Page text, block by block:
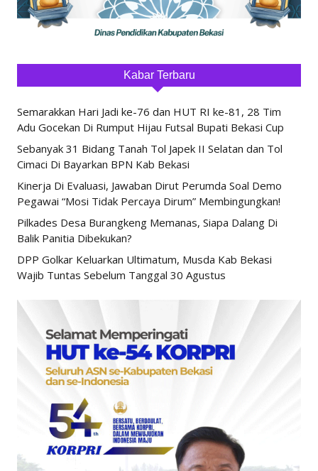
Kabar Terbaru
Semarakkan Hari Jadi ke-76 dan HUT RI ke-81, 28 Tim
Adu Gocekan Di Rumput Hijau Futsal Bupati Bekasi Cup
Sebanyak 31 Bidang Tanah Tol Japek II Selatan dan Tol
Cimaci Di Bayarkan BPN Kab Bekasi
Kinerja Di Evaluasi, Jawaban Dirut Perumda Soal Demo
Pegawai “Mosi Tidak Percaya Dirum” Membingungkan!
Pilkades Desa Burangkeng Memanas, Siapa Dalang Di
Balik Panitia Dibekukan?
DPP Golkar Keluarkan Ultimatum, Musda Kab Bekasi
Wajib Tuntas Sebelum Tanggal 30 Agustus